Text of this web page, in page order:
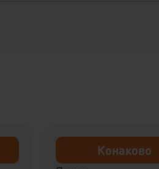
Конаково